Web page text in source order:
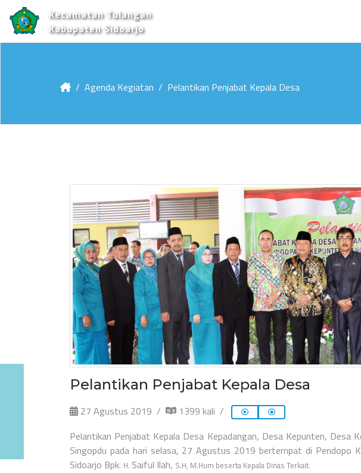
Kecamatan Tulangan
Kabupaten Sidoarjo
Agenda Kegiatan Pelantikan Penjabat Kepala Desa
Pelantikan Penjabat Kepala Desa
27 Agustus 2019
1399 kali
Pelantikan Penjabat Kepala Desa Kepadangan, Desa Kepunten, Desa
Singopdu pada hari selasa, 27 Agustus 2019 bertempat di Pendopo
Sidoarjo Bpk. H. Saiful Ilah, S.H, M.Hum beserta Kepala Dinas Terkait.